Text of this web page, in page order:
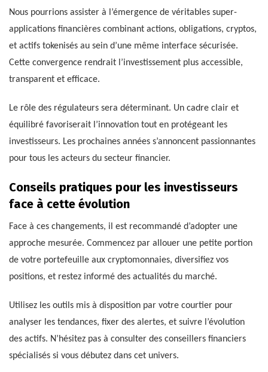
Nous pourrions assister à l’émergence de véritables super-
applications financières combinant actions, obligations, cryptos,
et actifs tokenisés au sein d’une même interface sécurisée.
Cette convergence rendrait l’investissement plus accessible,
transparent et efficace.
Le rôle des régulateurs sera déterminant. Un cadre clair et
équilibré favoriserait l’innovation tout en protégeant les
investisseurs. Les prochaines années s’annoncent passionnantes
pour tous les acteurs du secteur financier.
Conseils pratiques pour les investisseurs
face à cette évolution
Face à ces changements, il est recommandé d’adopter une
approche mesurée. Commencez par allouer une petite portion
de votre portefeuille aux cryptomonnaies, diversifiez vos
positions, et restez informé des actualités du marché.
Utilisez les outils mis à disposition par votre courtier pour
analyser les tendances, fixer des alertes, et suivre l’évolution
des actifs. N’hésitez pas à consulter des conseillers financiers
spécialisés si vous débutez dans cet univers.